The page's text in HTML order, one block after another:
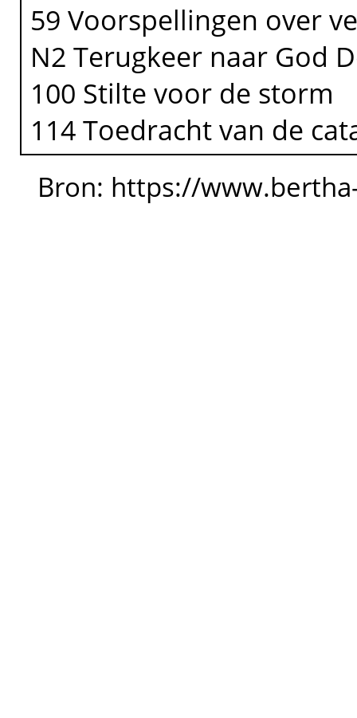
59 Voorspellingen over
N2 Terugkeer naar God
100 Stilte voor de storm
114 Toedracht van de
Bron: https://